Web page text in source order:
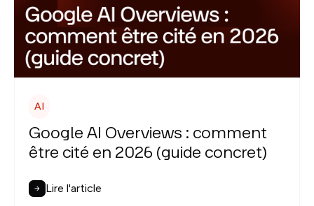
AI
Google AI Overviews : comment
être cité en 2026 (guide concret)
Lire l'article